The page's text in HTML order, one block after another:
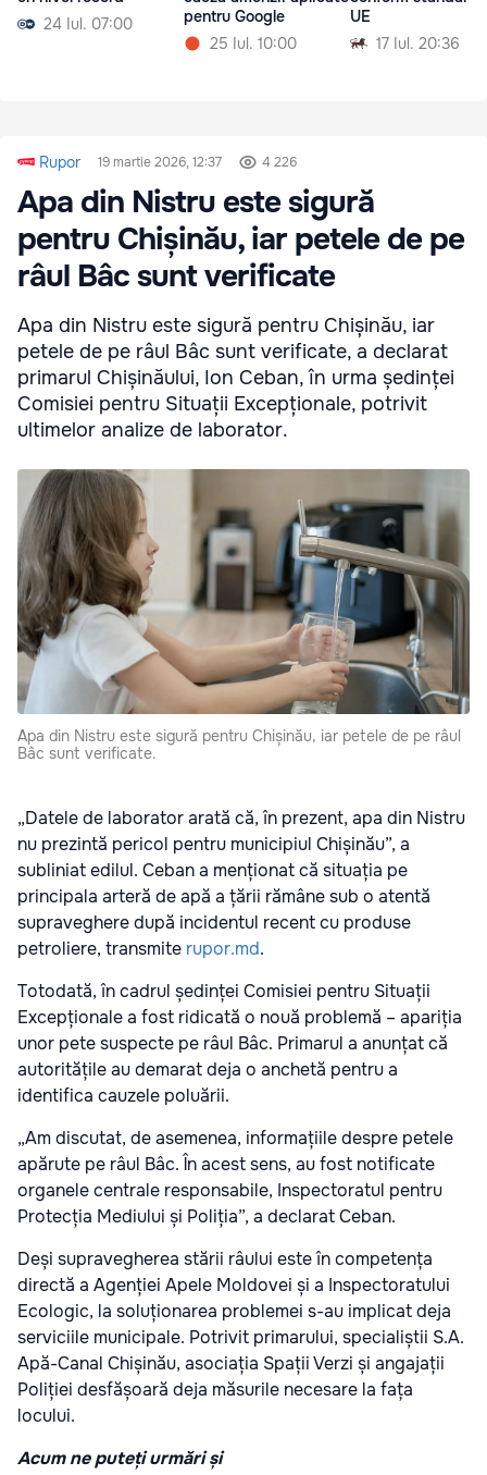
24 Iul. 07:00
pentru Google
25 Iul. 10:00
UE
17 Iul. 20:36
Rupor 19 martie 2026, 12:37 4 226
Apa din Nistru este sigură
pentru Chișinău, iar petele de pe
râul Bâc sunt verificate
Apa din Nistru este sigură pentru Chișinău, iar
petele de pe râul Bâc sunt verificate, a declarat
primarul Chișinăului, Ion Ceban, în urma ședinței
Comisiei pentru Situații Excepționale, potrivit
ultimelor analize de laborator.
Apa din Nistru este sigură pentru Chișinău, iar petele de pe râul
Bâc sunt verificate.
„Datele de laborator arată că, în prezent, apa din Nistru
nu prezintă pericol pentru municipiul Chișinău”, a
subliniat edilul. Ceban a menționat că situația pe
principala arteră de apă a țării rămâne sub o atentă
supraveghere după incidentul recent cu produse
petroliere, transmite rupor.md.
Totodată, în cadrul ședinței Comisiei pentru Situații
Excepționale a fost ridicată o nouă problemă – apariția
unor pete suspecte pe râul Bâc. Primarul a anunțat că
autoritățile au demarat deja o anchetă pentru a
identifica cauzele poluării.
„Am discutat, de asemenea, informațiile despre petele
apărute pe râul Bâc. În acest sens, au fost notificate
organele centrale responsabile, Inspectoratul pentru
Protecția Mediului și Poliția”, a declarat Ceban.
Deși supravegherea stării râului este în competența
directă a Agenției Apele Moldovei și a Inspectoratului
Ecologic, la soluționarea problemei s-au implicat deja
serviciile municipale. Potrivit primarului, specialiștii S.A.
Apă-Canal Chișinău, asociația Spații Verzi și angajații
Poliției desfășoară deja măsurile necesare la fața
locului.
Acum ne puteți urmări și